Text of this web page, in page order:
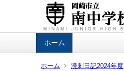
ホーム
ホーム 溌剌日記2024年度